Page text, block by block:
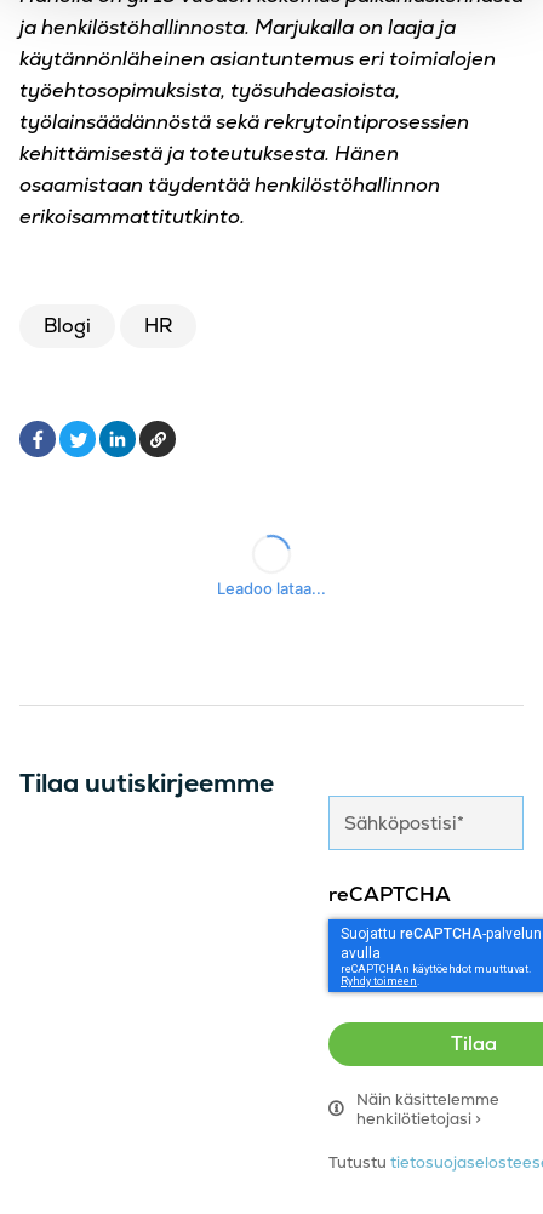
ja henkilöstöhallinnosta. Marjukalla on laaja ja
käytännönläheinen asiantuntemus eri toimialojen
työehtosopimuksista, työsuhdeasioista,
työlainsäädännöstä sekärekrytointiprosessien
kehittämisestä ja toteutuksesta. Hänen
osaamistaan täydentäähenkilöstöhallinnon
erikoisammattitutkinto.
Blogi HR
FacebookLinkedIn
Kopioi
Tilaa uutiskirjeemme
reCAPTCHA
Näin käsittelemme
henkilötietojasi >
Tutustu